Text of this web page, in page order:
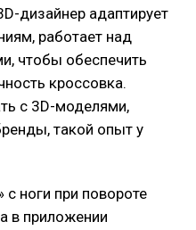
дизайнер адаптирует
работает над
чтобы обеспечить
кроссовка.
с 3D-моделями,
такой опыт у
с ноги при повороте
в приложении